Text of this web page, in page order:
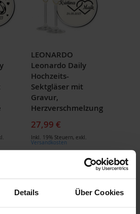
Details Über Cookies
LEONARDO
Leonardo Daily
Hochzeits-
Sektgläser mit
Gravur,
Herzverschmelzung
27,99 €
Inkl. 19% Steuern, exkl.
Versandkosten